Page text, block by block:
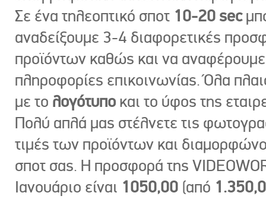
Σε ένα τηλεοπτικό σποτ 10-20 sec
αναδείξουμε 3-4 διαφορετικές
προϊόντων καθώς και να
πληροφορίες επικοινωνίας. Όλα
με το λογότυπο και το ύφος της
Πολύ απλά μας στέλνετε τις
τιμές των προϊόντων και
σποτ σας. Η προσφορά της
Ιανουάριο είναι 1050,00 (από